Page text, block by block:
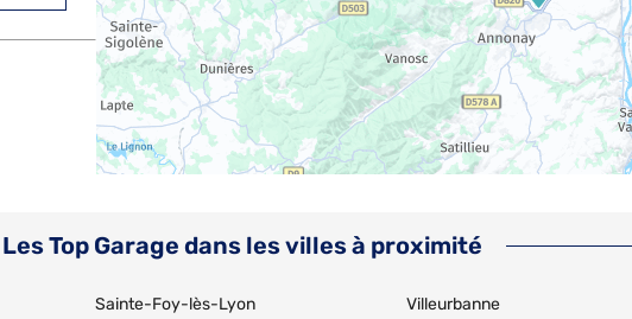
Les Top Garage dans les villes à proximité
Sainte-Foy-lès-Lyon
Villeurbanne